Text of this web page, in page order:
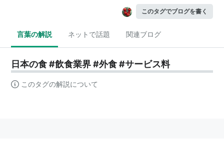
このタグでブログを書く
言葉の解説 ネットで話題 関連ブログ
日本の食 #飲食業界 #外食 #サービス料
このタグの解説について